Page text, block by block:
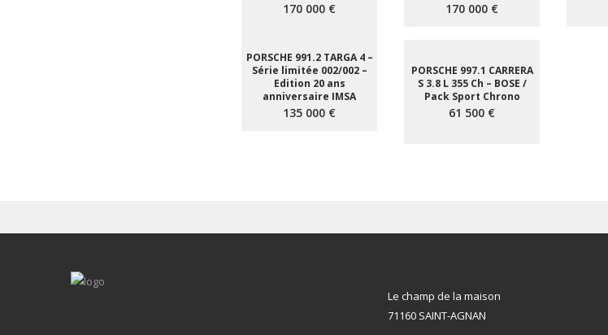
170 000 € 170 000 €
PORSCHE 991.2 TARGA 4 –
Série limitée 002/002 –
Edition 20 ans
anniversaire IMSA
135 000 €
PORSCHE 997.1 CARRERA
S 3.8 L 355 Ch – BOSE /
Pack Sport Chrono
61 500 €
Le champ de la maison
71160 SAINT-AGNAN